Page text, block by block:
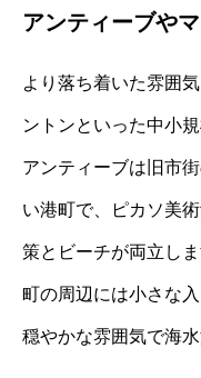
アンティーブや
より落ち着いた雰囲
ントンといった中小
アンティーブは旧市
い港町で、ピカソ美
策とビーチが両立しま
町の周辺には小さな
穏やかな雰囲気で海水